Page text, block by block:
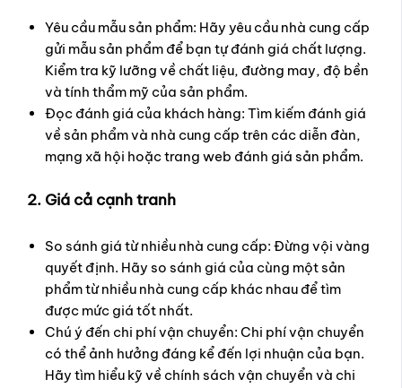
Yêu cầu mẫu sản phẩm: Hãy yêu cầu nhà cung cấp
gửi mẫu sản phẩm để bạn tự đánh giá chất lượng.
Kiểm tra kỹ lưỡng về chất liệu, đường may, độ bền
và tính thẩm mỹ của sản phẩm.
Đọc đánh giá của khách hàng: Tìm kiếm đánh giá
về sản phẩm và nhà cung cấp trên các diễn đàn,
mạng xã hội hoặc trang web đánh giá sản phẩm.
2. Giá cả cạnh tranh
So sánh giá từ nhiều nhà cung cấp: Đừng vội vàng
quyết định. Hãy so sánh giá của cùng một sản
phẩm từ nhiều nhà cung cấp khác nhau để tìm
được mức giá tốt nhất.
Chú ý đến chi phí vận chuyển: Chi phí vận chuyển
có thể ảnh hưởng đáng kể đến lợi nhuận của bạn.
Hãy tìm hiểu kỹ về chính sách vận chuyển và chi